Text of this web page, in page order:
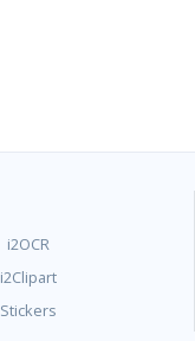
i2OCR
i2Clipart
Stickers